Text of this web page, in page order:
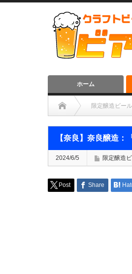
ホーム
限定醸造ビール
【奈良】奈良醸造
2024/6/5 限定醸造
Post Share